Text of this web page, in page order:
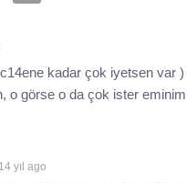
kadar çok iyetsen var )
o görse o da çok ister
14 yıl ago